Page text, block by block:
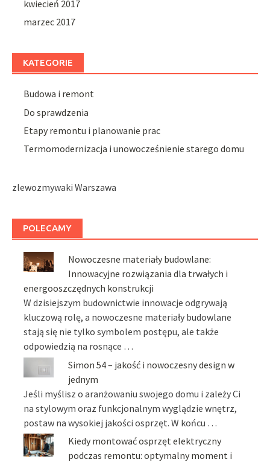
kwiecień 2017
marzec 2017
KATEGORIE
Budowa i remont
Do sprawdzenia
Etapy remontu i planowanie prac
Termomodernizacja i unowocześnienie starego domu
zlewozmywaki Warszawa
POLECAMY
Nowoczesne materiały budowlane:
Innowacyjne rozwiązania dla trwałych i
energooszczędnych konstrukcji
W dzisiejszym budownictwie innowacje odgrywają
kluczową rolę, a nowoczesne materiały budowlane
stają się nie tylko symbolem postępu, ale także
odpowiedzią na rosnące …
Simon 54 – jakość i nowoczesny design w
jednym
Jeśli myślisz o aranżowaniu swojego domu i zależy Ci
na stylowym oraz funkcjonalnym wyglądzie wnętrz,
postaw na wysokiej jakości osprzęt. W końcu …
Kiedy montować osprzęt elektryczny
podczas remontu: optymalny moment i